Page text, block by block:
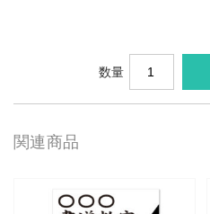
数量
関連商品